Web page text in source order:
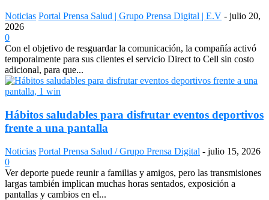
Noticias Portal Prensa Salud | Grupo Prensa Digital | E.V - julio 20,
2026
0
Con el objetivo de resguardar la comunicación, la compañía activó
temporalmente para sus clientes el servicio Direct to Cell sin costo
adicional, para que...
Hábitos saludables para disfrutar eventos deportivos
frente a una pantalla
Noticias Portal Prensa Salud / Grupo Prensa Digital - julio 15, 2026
0
Ver deporte puede reunir a familias y amigos, pero las transmisiones
largas también implican muchas horas sentados, exposición a
pantallas y cambios en el...